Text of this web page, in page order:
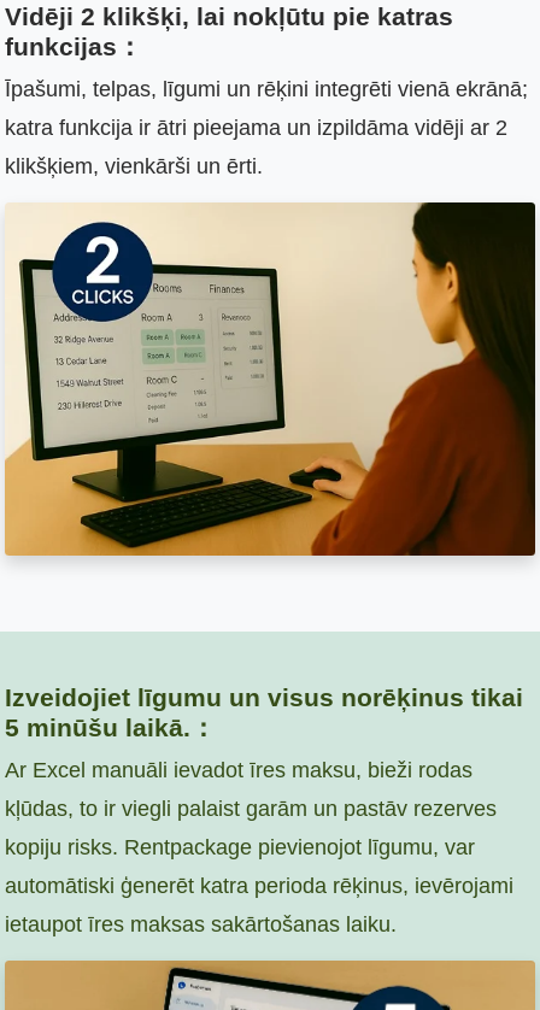
Vidēji 2 klikšķi, lai nokļūtu pie katras
funkcijas：
Īpašumi, telpas, līgumi un rēķini integrēti vienā ekrānā;
katra funkcija ir ātri pieejama un izpildāma vidēji ar 2
klikšķiem, vienkārši un ērti.
Izveidojiet līgumu un visus norēķinus tikai
5 minūšu laikā.：
Ar Excel manuāli ievadot īres maksu, bieži rodas
kļūdas, to ir viegli palaist garām un pastāv rezerves
kopiju risks. Rentpackage pievienojot līgumu, var
automātiski ģenerēt katra perioda rēķinus, ievērojami
ietaupot īres maksas sakārtošanas laiku.